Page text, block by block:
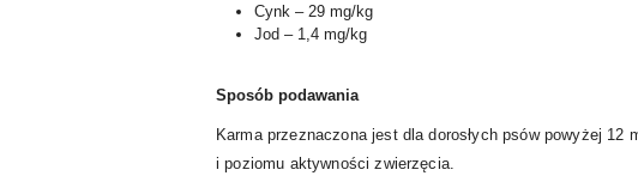
Cynk – 29 mg/kg
Jod – 1,4 mg/kg
Sposób podawania
Karma przeznaczona jest dla dorosłych psów powyżej
i poziomu aktywności zwierzęcia.